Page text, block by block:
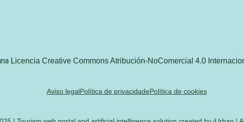
Licencia Creative Commons Atribución-NoComercial 4.0
Aviso legalPolítica de privacidadePolítica de cookies